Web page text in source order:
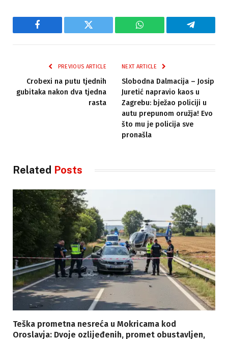
Facebook Twitter WhatsApp Telegram
PREVIOUS ARTICLE
Crobexi na putu tjednih
gubitaka nakon dva tjedna
rasta
NEXT ARTICLE
Slobodna Dalmacija – Josip
Juretić napravio kaos u
Zagrebu: bježao policiji u
autu prepunom oružja! Evo
što mu je policija sve
pronašla
Related Posts
Teška prometna nesreća u Mokricama kod
Oroslavja: Dvoje ozlijeđenih, promet obustavljen,